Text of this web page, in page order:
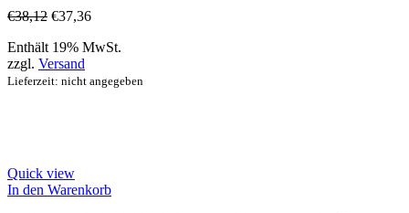
€38,12 €37,36
Enthält 19% MwSt.
zzgl. Versand
Lieferzeit: nicht angegeben
Quick view
In den Warenkorb